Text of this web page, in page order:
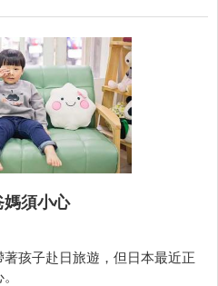
媽須小心
孩子赴日旅遊，但日本最近正